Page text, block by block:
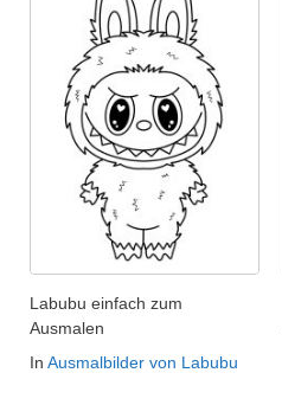
Labubu einfach zum
Ausmalen
In Ausmalbilder von Labubu